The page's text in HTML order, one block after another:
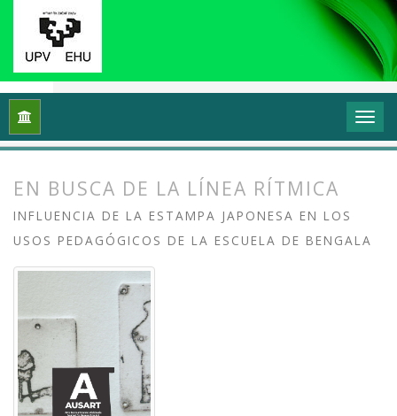
Inicio Vol. 11 Núm. 1 (2023): Grafika: Prácticas y
EN BUSCA DE LA LÍNEA RÍTMICA
INFLUENCIA DE LA ESTAMPA JAPONESA EN LOS
USOS PEDAGÓGICOS DE LA ESCUELA DE BENGALA